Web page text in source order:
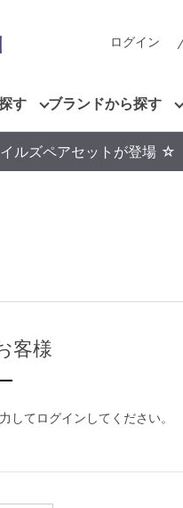
ログイン
す ブランドから探す
ルズペアセットが登場 ☆
客様
してログインしてください。